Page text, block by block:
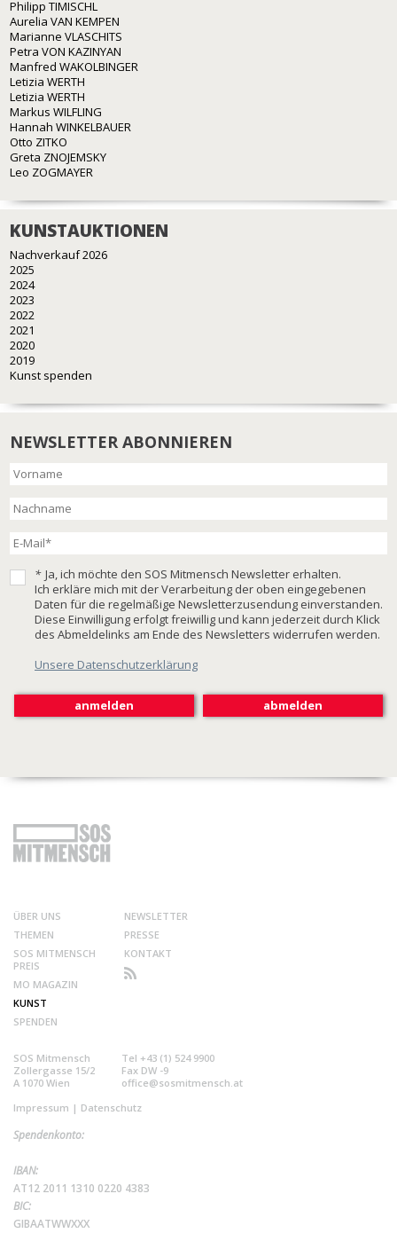
Philipp TIMISCHL
Aurelia VAN KEMPEN
Marianne VLASCHITS
Petra VON KAZINYAN
Manfred WAKOLBINGER
Letizia WERTH
Letizia WERTH
Markus WILFLING
Hannah WINKELBAUER
Otto ZITKO
Greta ZNOJEMSKY
Leo ZOGMAYER
KUNSTAUKTIONEN
Nachverkauf 2026
2025
2024
2023
2022
2021
2020
2019
Kunst spenden
NEWSLETTER ABONNIEREN
* Ja, ich möchte den SOS Mitmensch Newsletter erhalten.
Ich erkläre mich mit der Verarbeitung der oben eingegebenen
Daten für die regelmäßige Newsletterzusendung einverstanden.
Diese Einwilligung erfolgt freiwillig und kann jederzeit durch Klick
des Abmeldelinks am Ende des Newsletters widerrufen werden.
Unsere Datenschutzerklärung
ÜBER UNS
THEMEN
SOS MITMENSCH
PREIS
MO MAGAZIN
KUNST
SPENDEN
NEWSLETTER
PRESSE
KONTAKT
SOS Mitmensch
Zollergasse 15/2
A 1070 Wien
Tel +43 (1) 524 9900
Fax DW -9
office@sosmitmensch.at
Impressum | Datenschutz
Spendenkonto:
IBAN:
AT12 2011 1310 0220 4383
BIC:
GIBAATWWXXX